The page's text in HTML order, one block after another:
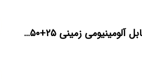
کابل آلومینیومی زمینی ۲۵+۵۰*۳ برند ماهان